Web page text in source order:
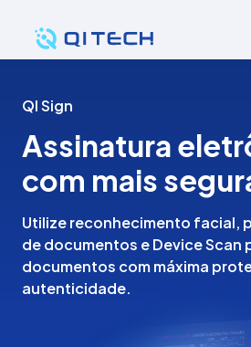
QI Sign
Assinatura
com mais
Utilize reconhecimento facial,
de documentos e Device Scan
documentos com máxima
autenticidade.